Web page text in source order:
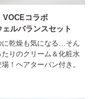
VOCEコラボ
ェルバランスセット
に乾燥も気になる…そん
りのクリーム＆化粧水
！ヘアターバン付き。